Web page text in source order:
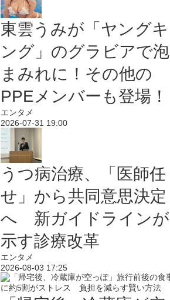
東雲うみが「ヤングキ
ング」のグラビアで泡
まみれに！その他の
PPEメンバーも登場！
エンタメ
2026-07-31 19:00
うつ病治療、「医師任
せ」から共同意思決定
へ 新ガイドラインが
示す診療改革
エンタメ
2026-08-03 17:25